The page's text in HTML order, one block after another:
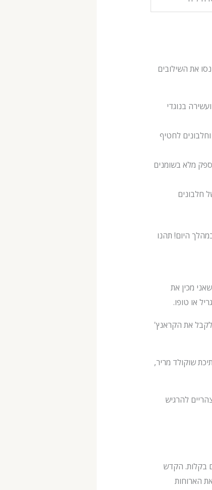
את השילובים
בנוגדי
לחטיף
מלא בשומנים
חלבונים
היום! תהנו
מכין את
או טופו.
לקבל את הקראנץ'
שוקולד מריר,
להרגיש
בקלות. הקדש
הארוחות